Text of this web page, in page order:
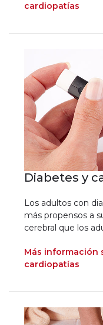
cardiopatías
Diabetes y
Los adultos con
más propensos a
cerebral que los
Más información
cardiopatías